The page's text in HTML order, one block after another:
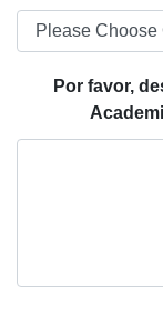
Por favor,